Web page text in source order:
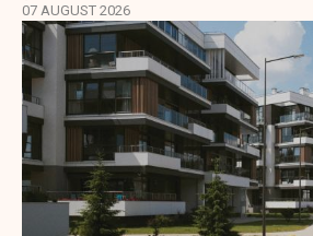
07 AUGUST 2026